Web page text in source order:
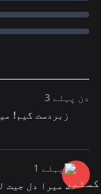
3 دن پہلے
1 ہفتہ پہلے